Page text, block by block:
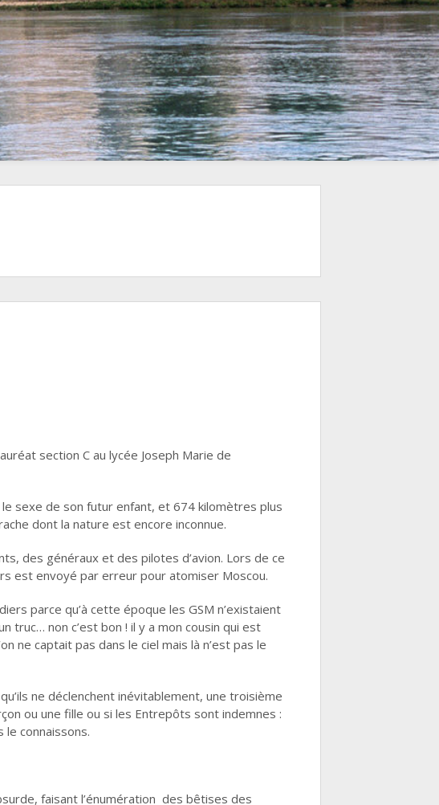
section C au lycée Joseph Marie de
sexe de son futur enfant, et 674 kilomètres plus
dont la nature est encore inconnue.
des généraux et des pilotes d’avion. Lors de ce
est envoyé par erreur pour atomiser Moscou.
parce qu’à cette époque les GSM n’existaient
non c’est bon ! il y a mon cousin qui est
ne captait pas dans le ciel mais là n’est pas le
ne déclenchent inévitablement, une troisième
ou une fille ou si les Entrepôts sont indemnes :
connaissons.
faisant l’énumération des bêtises des